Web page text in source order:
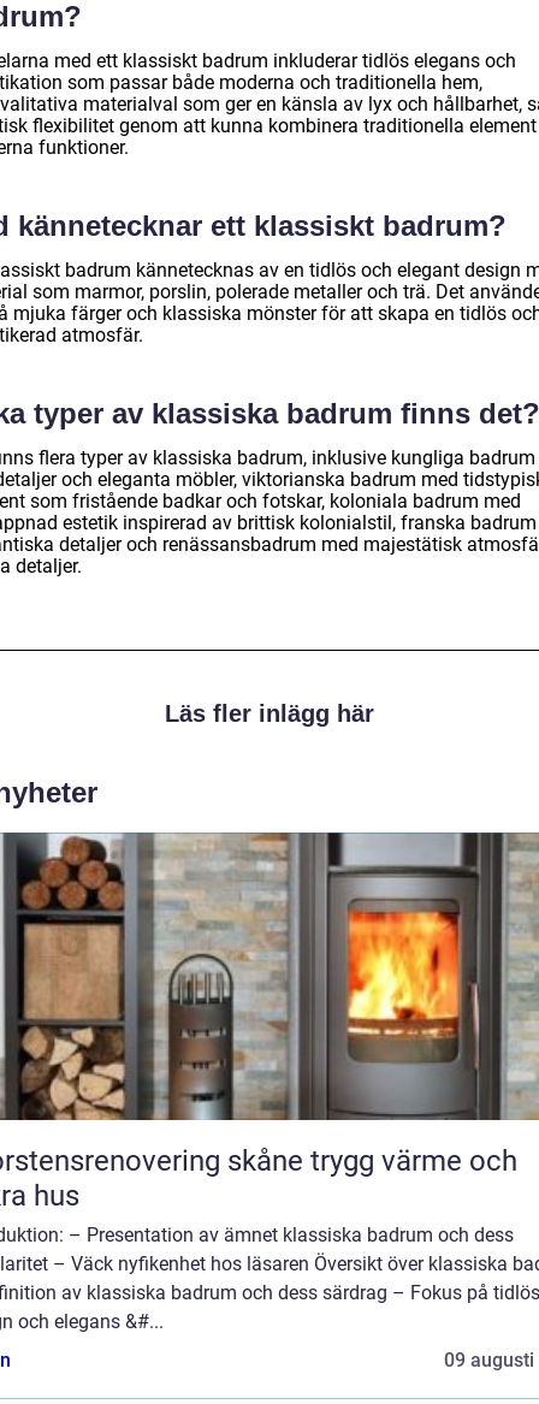
med ett klassiskt badrum inkluderar tidlös elegans och
som passar både moderna och traditionella hem,
materialval som ger en känsla av lyx och hållbarhet,
flexibilitet genom att kunna kombinera traditionella
funktioner.
kännetecknar ett klassiskt badrum?
badrum kännetecknas av en tidlös och elegant design
som marmor, porslin, polerade metaller och trä. Det
mjuka färger och klassiska mönster för att skapa en tidlös
atmosfär.
typer av klassiska badrum finns det?
flera typer av klassiska badrum, inklusive kungliga
och eleganta möbler, viktorianska badrum med
som fristående badkar och fotskar, koloniala badrum med
estetik inspirerad av brittisk kolonialstil, franska
detaljer och renässansbadrum med majestätisk
detaljer.
Läs fler inlägg här
skåne trygg värme och
hus
– Presentation av ämnet klassiska badrum och dess
– Väck nyfikenhet hos läsaren Översikt över klassiska
av klassiska badrum och dess särdrag – Fokus på tidlös
och elegans &#...
09 augusti